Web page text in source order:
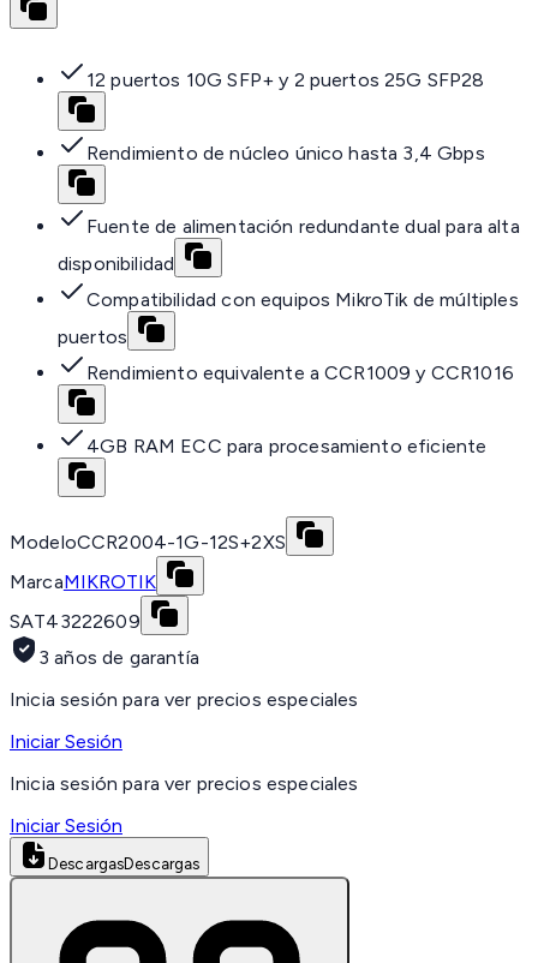
12 puertos 10G SFP+ y 2 puertos 25G SFP28
Rendimiento de núcleo único hasta 3,4 Gbps
Fuente de alimentación redundante dual para alta
disponibilidad
Compatibilidad con equipos MikroTik de múltiples
puertos
Rendimiento equivalente a CCR1009 y CCR1016
4GB RAM ECC para procesamiento eficiente
ModeloCCR2004-1G-12S+2XS
MarcaMIKROTIK
SAT43222609
3 años de garantía
Inicia sesión para ver precios especiales
Iniciar Sesión
Inicia sesión para ver precios especiales
Iniciar Sesión
DescargasDescargas